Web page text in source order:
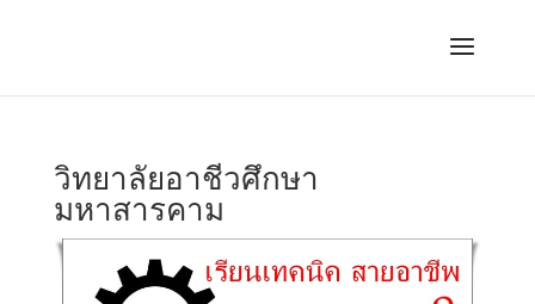
วิทยาลัยอาชีวศึกษา
มหาสารคาม